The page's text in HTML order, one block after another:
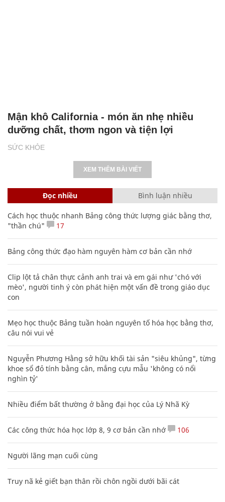
SỨC KHỎE
Mận khô California - món ăn nhẹ nhiều
dưỡng chất, thơm ngon và tiện lợi
XEM THÊM BÀI VIẾT
Đọc nhiều Bình luận nhiều
Cách học thuộc nhanh Bảng công thức lượng giác bằng thơ,
"thần chú"
17
Bảng công thức đạo hàm nguyên hàm cơ bản cần nhớ
Clip lột tả chân thực cảnh anh trai và em gái như 'chó với
mèo', người tinh ý còn phát hiện một vấn đề trong giáo dục
con
Mẹo học thuộc Bảng tuần hoàn nguyên tố hóa học bằng thơ,
câu nói vui vẻ
Nguyễn Phương Hằng sở hữu khối tài sản "siêu khủng", từng
khoe sổ đỏ tính bằng cân, mắng cựu mẫu 'không có nổi
nghìn tỷ'
Nhiều điểm bất thường ở bằng đại học của Lý Nhã Kỳ
Các công thức hóa học lớp 8, 9 cơ bản cần nhớ 106
Người lãng mạn cuối cùng
Truy nã kẻ giết bạn thân rồi chôn ngồi dưới bãi cát